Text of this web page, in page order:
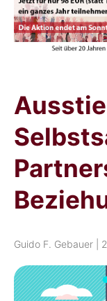
Guido F. Gebauer